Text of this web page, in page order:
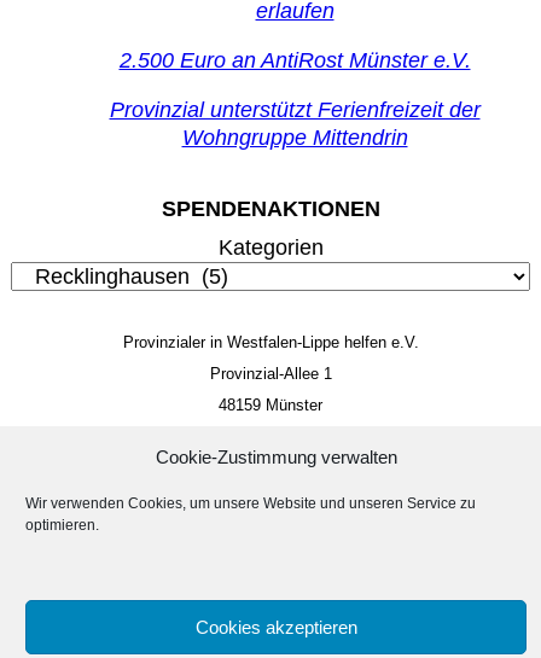
Cookie-Zustimmung verwalten
Wir verwenden Cookies, um unsere Website und unseren Service zu
optimieren.
Cookies akzeptieren
erlaufen
2.500 Euro an AntiRost Münster e.V.
Provinzial unterstützt Ferienfreizeit der
Wohngruppe Mittendrin
SPENDENAKTIONEN
Kategorien
Provinzialer in Westfalen-Lippe helfen e.V.
Provinzial-Allee 1
48159 Münster
IBAN: DE 85 4005 0150 0034 4014 22
BIC: WELADED1MST